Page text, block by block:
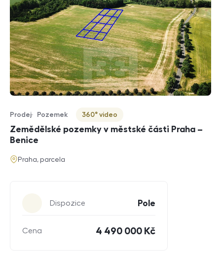
Typ nabídky
Prodej
Typ nemovitosti
Pozemek
Virtuální prohlídka
360° video
Zemědělské pozemky v městské části Praha –
Benice
adresa
Praha, parcela
Dispozice Pole
Cena 4 490 000 Kč